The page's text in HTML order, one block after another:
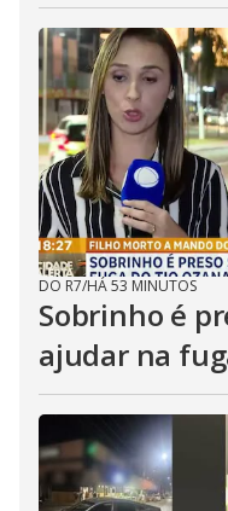
DO R7/HÁ 53 MINUTOS
Sobrinho é
ajudar na